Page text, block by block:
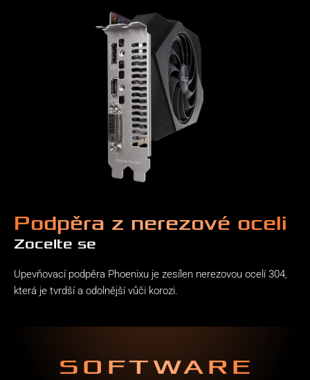
Podpěra z nerezové oceli
Zocelte se
Upevňovací podpěra Phoenixu je zesílen nerezovou ocelí 304,
která je tvrdší a odolnější vůči korozi.
SOFTWARE